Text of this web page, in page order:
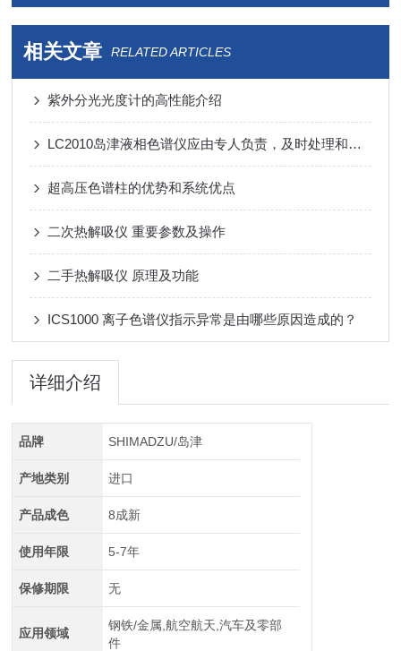
相关文章 RELATED ARTICLES
紫外分光光度计的高性能介绍
LC2010岛津液相色谱仪应由专人负责，及时处理和保养
超高压色谱柱的优势和系统优点
二次热解吸仪 重要参数及操作
二手热解吸仪 原理及功能
ICS1000 离子色谱仪指示异常是由哪些原因造成的？
详细介绍
品牌 SHIMADZU/岛津
产地类别 进口
产品成色 8成新
使用年限 5-7年
保修期限 无
应用领域
钢铁/金属,航空航天,汽车及零部
件